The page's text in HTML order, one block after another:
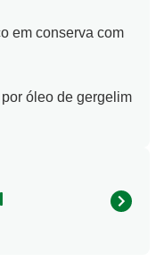
em conserva com
óleo de gergelim